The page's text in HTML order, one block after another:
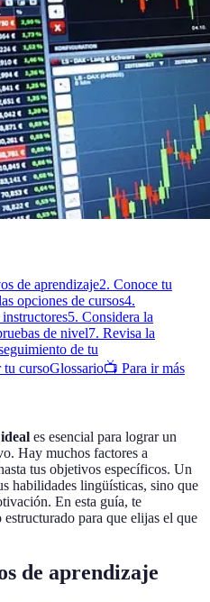
de aprendizaje2. Conoce tu
opciones de cursos4.
5. Considera la
de nivel7. Revisa la
de tu
tu cursoGlossario📺 Para ir más
es esencial para lograr un
Hay muchos factores a
tus objetivos específicos. Un
habilidades lingüísticas, sino que
En esta guía, te
para que elijas el que
de aprendizaje